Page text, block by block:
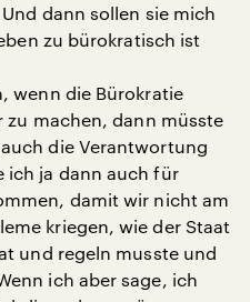
dann sollen sie mich
zu bürokratisch ist
wenn die Bürokratie
zu machen, dann müsste
die Verantwortung
ich ja dann auch für
damit wir nicht am
kriegen, wie der Staat
und regeln musste und
ich aber sage, ich